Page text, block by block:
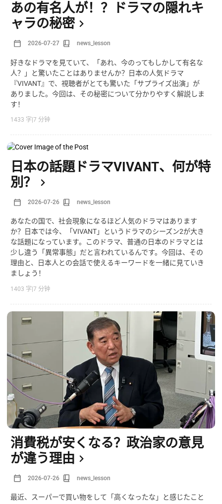
あの有名人が！？ドラマの隠れキ
ャラの秘密
2026-07-27 news_lesson
好きなドラマを見ていて、「あれ、今のってもしかして有名な
人？」と驚いたことはありませんか？日本の人気ドラマ
『VIVANT』で、視聴者がとても驚いた「サプライズ出演」が
ありました。今回は、その秘密について分かりやすく解説しま
す！
1433 字 7 分钟
日本の話題ドラマVIVANT、何が特
別？
2026-07-26 news_lesson
あなたの国で、社会現象になるほど人気のドラマはあります
か？日本では今、「VIVANT」というドラマのシーズン2が大き
な話題になっています。このドラマ、普通の日本のドラマとは
少し違う「異常事態」だと言われているんです。今回は、その
理由と、日本人との会話で使えるキーワードを一緒に見ていき
ましょう！
1403 字|7 分钟
消費税が安くなる？政治家の意見
が違う理由
2026-07-26 news_lesson
最近、スーパーで買い物をして「高くなったな」と感じたこと